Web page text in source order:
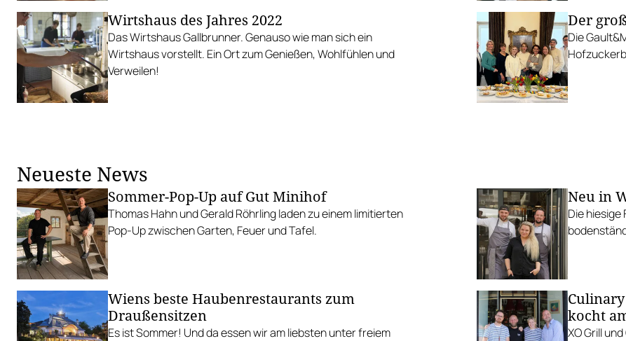
Wirtshaus des Jahres 2022
Das Wirtshaus Gallbrunner. Genauso wie man sich ein
Wirtshaus vorstellt. Ein Ort zum Genießen, Wohlfühlen und
Verweilen!
Der
Die
Neueste News
Sommer-Pop-Up auf Gut Minihof
Thomas Hahn und Gerald Röhrling laden zu einem limitierten
Pop-Up zwischen Garten, Feuer und Tafel.
Neu in
Die
Wiens beste Haubenrestaurants zum
Draußensitzen
Es ist Sommer! Und da essen wir am liebsten unter freiem
kocht
XO Grill